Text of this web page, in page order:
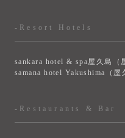
-Resort Hotels
sankara hotel & spa屋久島（
samana hotel Yakushima（屋
-Restaurants & Bar